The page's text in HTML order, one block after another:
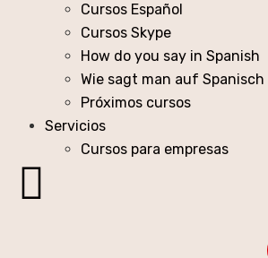
Cursos Español
Cursos Skype
How do you say in Spanish
Wie sagt man auf Spanisch
Próximos cursos
Servicios
Cursos para empresas